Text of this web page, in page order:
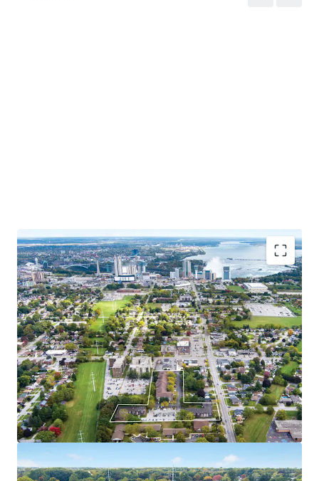
Situated close to tourist attractions, schools, and
amenities, this chance to invest in Niagara’s growing
market combines the charm of a family-oriented
community with the excitement of a thriving tourist
destination.